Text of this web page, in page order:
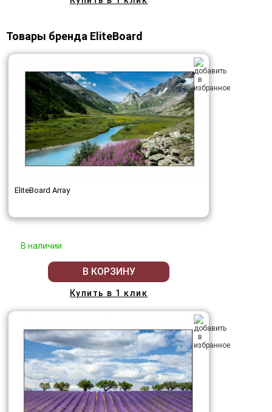
Товары бренда EliteBoard
EliteBoard Array
В наличии
В КОРЗИНУ
Купить в 1 клик